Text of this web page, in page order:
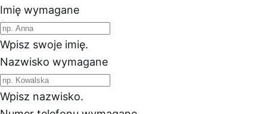
Imię wymagane
Wpisz swoje imię.
Nazwisko wymagane
Wpisz nazwisko.